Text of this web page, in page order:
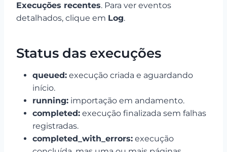
Execuções recentes. Para ver eventos
detalhados, clique em Log.
Status das execuções
queued: execução criada e aguardando
início.
running: importação em andamento.
completed: execução finalizada sem falhas
registradas.
completed_with_errors: execução